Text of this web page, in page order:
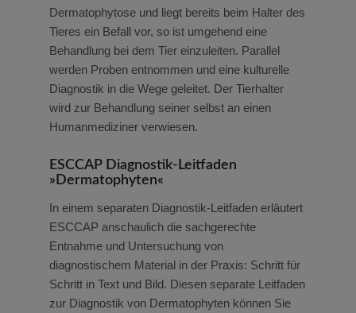
Dermatophytose und liegt bereits beim Halter des
Tieres ein Befall vor, so ist umgehend eine
Behandlung bei dem Tier einzuleiten. Parallel
werden Proben entnommen und eine kulturelle
Diagnostik in die Wege geleitet. Der Tierhalter
wird zur Behandlung seiner selbst an einen
Humanmediziner verwiesen.
ESCCAP Diagnostik-Leitfaden
»Dermatophyten«
In einem separaten Diagnostik-Leitfaden erläutert
ESCCAP anschaulich die sachgerechte
Entnahme und Untersuchung von
diagnostischem Material in der Praxis: Schritt für
Schritt in Text und Bild. Diesen separate Leitfaden
zur Diagnostik von Dermatophyten können Sie